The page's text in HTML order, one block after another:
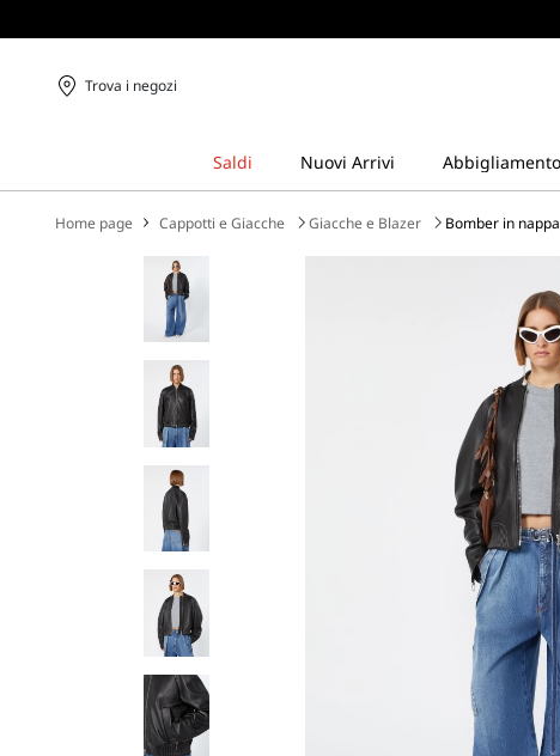
Trova i negozi
Home page Cappotti e Giacche Giacche e Blazer
Bomber in nappa